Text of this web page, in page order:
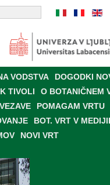
VODSTVA
DOGODKI
TIVOLI
O BOTANIČNEM
POMAGAM VRTU
BOT. VRT V
NOVI VRT